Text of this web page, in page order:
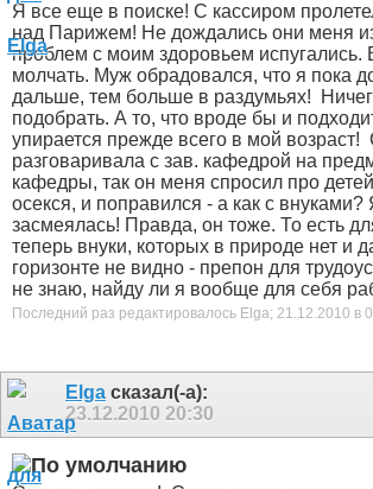
Я все еще в поиске! С кассиром
над Парижем! Не дождались они меня
проблем с моим здоровьем испугались.
молчать. Муж обрадовался, что я пока
дальше, тем больше в раздумьях!
подобрать. А то, что вроде бы и
упирается прежде всего в мой возраст!
разговаривала с зав. кафедрой на
кафедры, так он меня спросил про
осекся, и поправился - а как с
засмеялась! Правда, он тоже. То есть
теперь внуки, которых в природе нет и
горизонте не видно - препон для
не знаю, найду ли я вообще для себя
Последний раз редактировалось Elga; 21.12.2010 в
Elga сказал(-а):
23.12.2010 20:30